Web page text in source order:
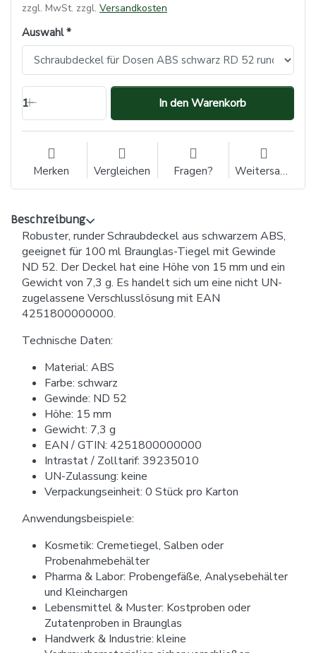
zzgl. MwSt. zzgl. Versandkosten
Auswahl
1 In den Warenkorb
Merken Vergleichen Fragen? Weitersagen
Beschreibung
Robuster, runder Schraubdeckel aus schwarzem ABS,
geeignet für 100 ml Braunglas-Tiegel mit Gewinde
ND 52. Der Deckel hat eine Höhe von 15 mm und ein
Gewicht von 7,3 g. Es handelt sich um eine nicht UN-
zugelassene Verschlusslösung mit EAN
4251800000000.
Technische Daten:
Material: ABS
Farbe: schwarz
Gewinde: ND 52
Höhe: 15 mm
Gewicht: 7,3 g
EAN / GTIN: 4251800000000
Intrastat / Zolltarif: 39235010
UN-Zulassung: keine
Verpackungseinheit: 0 Stück pro Karton
Anwendungsbeispiele:
Kosmetik: Cremetiegel, Salben oder
Probenahmebehälter
Pharma & Labor: Probengefäße, Analysebehälter
und Kleinchargen
Lebensmittel & Muster: Kostproben oder
Zutatenproben in Braunglas
Handwerk & Industrie: kleine